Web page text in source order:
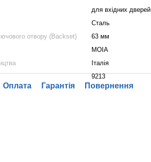
для вхідних дверей
Сталь
отвору (Backset)
63 мм
MOIA
Італія
9213
Оплата Гарантія Повернення